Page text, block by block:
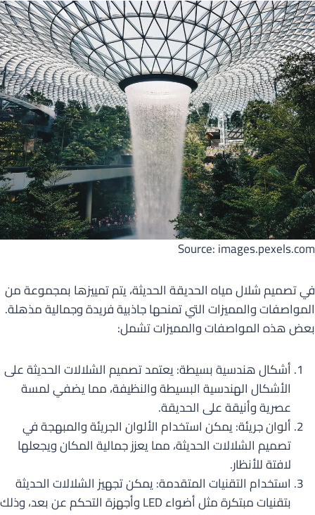
Source: images.pexels.com
في تصميم شلال مياه الحديقة الحديثة، يتم تمييزها بمجموعة من
المواصفات والمميزات التي تمنحها جاذبية فريدة وجمالية مذهلة.
بعض هذه المواصفات والمميزات تشمل:
أشكال هندسية بسيطة: يعتمد تصميم الشلالات الحديثة على
الأشكال الهندسية البسيطة والنظيفة، مما يضفي لمسة
عصرية وأنيقة على الحديقة.
ألوان جريئة: يمكن استخدام الألوان الجريئة والمبهجة في
تصميم الشلالات الحديثة، مما يعزز جمالية المكان ويجعلها
لافتة للأنظار.
استخدام التقنيات المتقدمة: يمكن تجهيز الشلالات الحديثة
بتقنيات مبتكرة مثل أضواء LED وأجهزة التحكم عن بعد، وذلك